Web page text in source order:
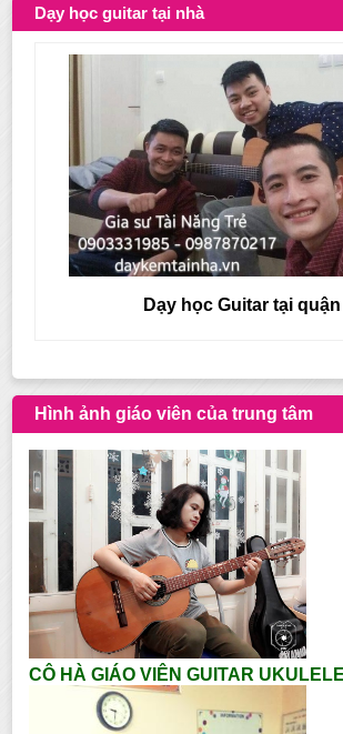
Dạy học guitar tại nhà
Dạy học Guitar tại quận
Hình ảnh giáo viên của trung tâm
CÔ HÀ GIÁO VIÊN GUITAR UKULELE